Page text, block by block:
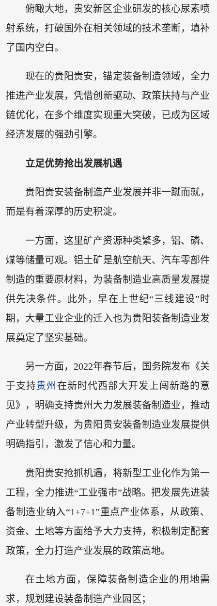
俯瞰大地，贵安新区企业研发的核心尿素喷
射系统，打破国外在相关领域的技术垄断，填补
了国内空白。
现在的贵阳贵安，锚定装备制造领域，全力
推进产业发展，凭借创新驱动、政策扶持与产业
链优化，在多个维度实现重大突破，已成为区域
经济发展的强劲引擎。
立足优势抢出发展机遇
贵阳贵安装备制造产业发展并非一蹴而就，
而是有着深厚的历史积淀。
一方面，这里矿产资源种类繁多，铝、磷、
煤等储量可观。铝土矿是航空航天、汽车零部件
制造的重要原材料，为装备制造业高质量发展提
供先决条件。此外，早在上世纪“三线建设”时
期，大量工业企业的迁入也为贵阳装备制造业发
展奠定了坚实基础。
另一方面，2022年春节后，国务院发布《关
于支持贵州 在新时代西部大开发上闯新路的意
见》，明确支持贵州大力发展装备制造业，推动
产业转型升级，为贵阳贵安装备制造业发展提供
明确指引，激发了信心和力量。
贵阳贵安抢抓机遇，将新型工业化作为第一
工程，全力推进“工业强市”战略。把发展先进装
备制造业纳入“1+7+1”重点产业体系，从政策、
资金、土地等方面给予大力支持，积极制定配套
政策，全力打造产业发展的政策高地。
在土地方面，保障装备制造企业的用地需
求，规划建设装备制造产业园区；